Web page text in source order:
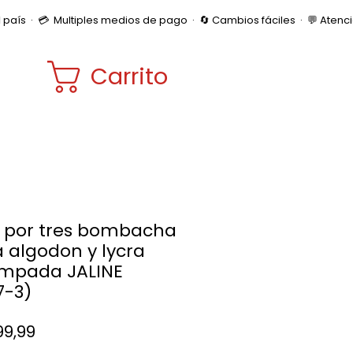
Carrito
por tres bombacha
algodon y lycra
JALINE
3)